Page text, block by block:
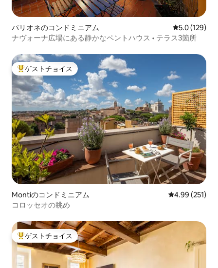
パリオネのコンドミニアム レビュー129
5.0 (129)
ナヴォーナ広場にある静かなペントハウス • テラス3箇所
大好評のゲストチョイスです。
ゲストチョイス
Montiのコンドミニアム レビュー251
4.99 (251)
コロッセオの眺め
大好評のゲストチョイスです。
ゲストチョイス